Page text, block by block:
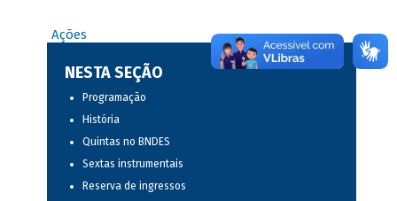
Ações
NESTA SEÇÃO
Programação
História
Quintas no BNDES
Sextas instrumentais
Reserva de ingressos